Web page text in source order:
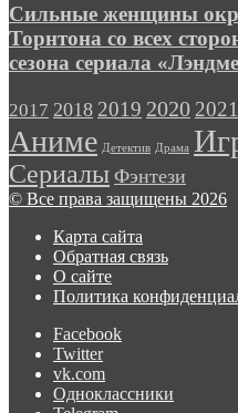
Сильные женщины
Торнтона со всех
сезона сериала
2017 2018 2019 2020 2021
Аниме Детектив Драма
Сериалы Фэнтези
© Все права защищены 2026
Карта сайта
Обратная связь
О сайте
Политика
Facebook
Twitter
vk.com
Одноклассники